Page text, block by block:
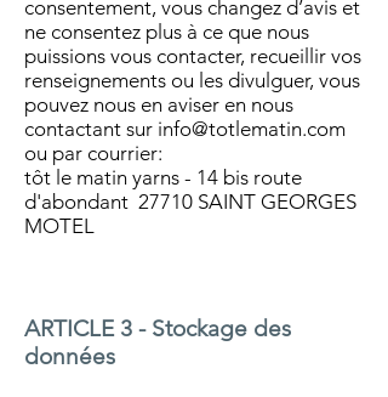
consentement, vous changez d’avis et
ne consentez plus à ce que nous
puissions vous contacter, recueillir vos
renseignements ou les divulguer, vous
pouvez nous en aviser en nous
contactant sur info@totlematin.com
ou par courrier:
tôt le matin yarns - 14 bis route
d'abondant 27710 SAINT GEORGES
MOTEL
ARTICLE 3 - Stockage des
données